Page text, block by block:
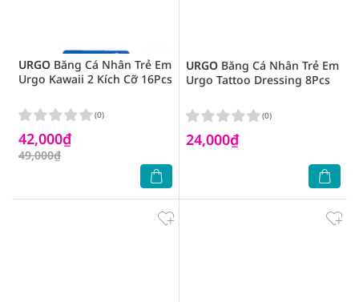
URGO Băng Cá Nhân Trẻ Em
Urgo Kawaii 2 Kích Cỡ 16Pcs
42,000₫
49,000₫
(0)
URGO Băng Cá Nhân Trẻ Em
Urgo Tattoo Dressing 8Pcs
24,000₫
(0)